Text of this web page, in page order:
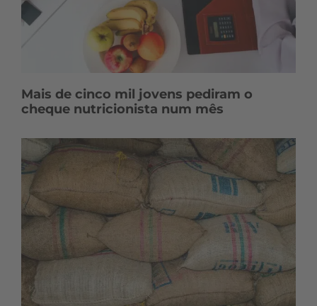
Mais de cinco mil jovens pediram o
cheque nutricionista num mês